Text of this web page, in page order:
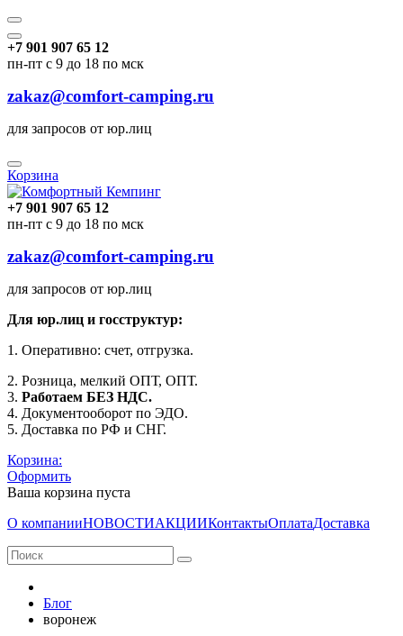
+7 901 907 65 12
пн-пт с 9 до 18 по мск
zakaz@comfort-camping.ru
для запросов от юр.лиц
Корзина
+7 901 907 65 12
пн-пт с 9 до 18 по мск
zakaz@comfort-camping.ru
для запросов от юр.лиц
Для юр.лиц и госструктур:
1. Оперативно: счет, отгрузка.
2. Розница, мелкий ОПТ, ОПТ.
3. Работаем БЕЗ НДС.
4. Документооборот по ЭДО.
5. Доставка по РФ и СНГ.
Корзина:
Оформить
Ваша корзина пуста
О компанииНОВОСТИАКЦИИКонтактыОплатаДоставка
Блог
воронеж